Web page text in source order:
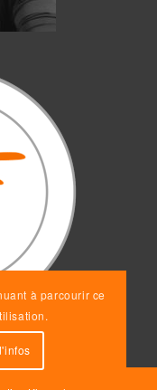
à parcourir ce